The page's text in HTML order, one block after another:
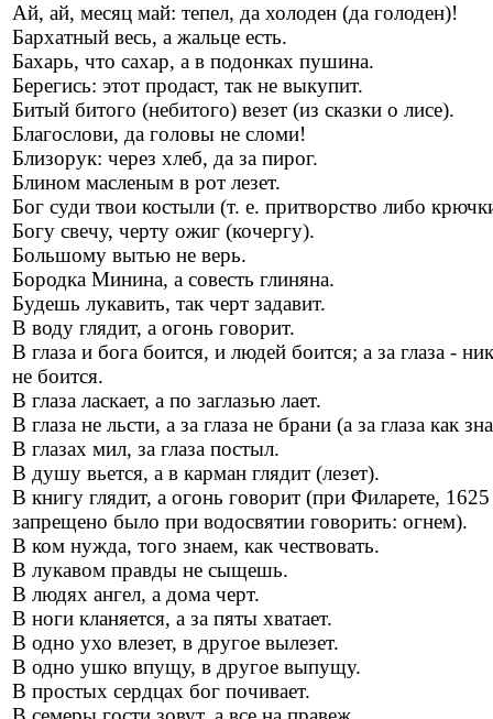
Ай, ай, месяц май: тепел, да холоден (да голоден)!
Бархатный весь, а жальце есть.
Бахарь, что сахар, а в подонках пушина.
Берегись: этот продаст, так не выкупит.
Битый битого (небитого) везет (из сказки о лисе).
Благослови, да головы не сломи!
Близорук: через хлеб, да за пирог.
Блином масленым в рот лезет.
Бог суди твои костыли (т. е. притворство либо
Богу свечу, черту ожиг (кочергу).
Большому вытью не верь.
Бородка Минина, а совесть глиняна.
Будешь лукавить, так черт задавит.
В воду глядит, а огонь говорит.
В глаза и бога боится, и людей боится; а за глаза -
не боится.
В глаза ласкает, а по заглазью лает.
В глаза не льсти, а за глаза не брани (а за глаза как
В глазах мил, за глаза постыл.
В душу вьется, а в карман глядит (лезет).
В книгу глядит, а огонь говорит (при Филарете, 1625
запрещено было при водосвятии говорить: огнем).
В ком нужда, того знаем, как чествовать.
В лукавом правды не сыщешь.
В людях ангел, а дома черт.
В ноги кланяется, а за пяты хватает.
В одно ухо влезет, в другое вылезет.
В одно ушко впущу, в другое выпущу.
В простых сердцах бог почивает.